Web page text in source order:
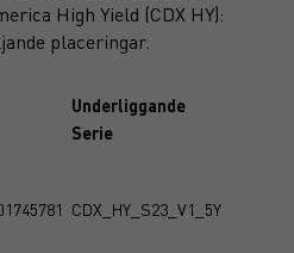
High Yield (CDX HY):
placeringar.
Underliggande
Serie
CDX_HY_S23_V1_5Y